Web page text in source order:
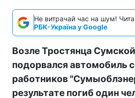
Не витрачай час на шум!
РБК-Україна у Google
Возле Тростянца
подорвался автомобиль
работников
результате погиб один